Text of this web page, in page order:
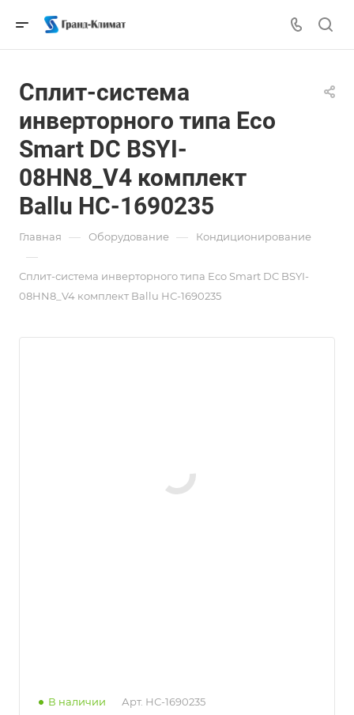
Сплит-система
инверторного типа Eco
Smart DC BSYI-
08HN8_V4 комплект
Ballu НС-1690235
Главная — Оборудование — Кондиционирование
—
Сплит-система инверторного типа Eco Smart DC BSYI-
08HN8_V4 комплект Ballu НС-1690235
В наличии Арт. НС-1690235